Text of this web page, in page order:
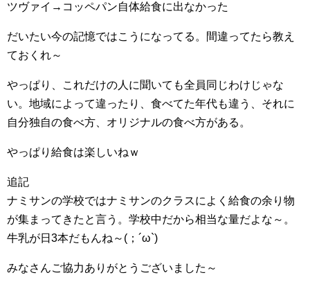
ツヴァイ→コッペパン自体給食に出なかった
だいたい今の記憶ではこうになってる。間違ってたら教え
ておくれ～
やっぱり、これだけの人に聞いても全員同じわけじゃな
い。地域によって違ったり、食べてた年代も違う、それに
自分独自の食べ方、オリジナルの食べ方がある。
やっぱり給食は楽しいねｗ
追記
ナミサンの学校ではナミサンのクラスによく給食の余り物
が集まってきたと言う。学校中だから相当な量だよな～。
牛乳が日3本だもんね～(；´ω`)
みなさんご協力ありがとうございました～